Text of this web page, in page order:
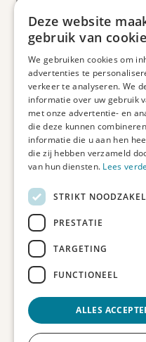
Retourbeleid
Informatie
Veelgestelde vragen
Duurzaam ondernemen
Contact informatie
Etienne de Pinedaweg 34
3711 CH, Austerlitz
Nederland
info@fotoprintxl.nl
0343 78 58 00
KVK: 81960263
BTW: NL002708709B23
© 2026 FotoprintXL.nl-
Deze website
gebruik van
We gebruiken cookies om
advertenties te
verkeer te analyseren. We
informatie over uw gebruik
met onze advertentie- en
die deze kunnen
informatie die u aan hen
die zij hebben verzameld
van hun diensten. Lees
STRIKT
PRESTATIE
TARGETING
FUNCTIONEEL
ALLES